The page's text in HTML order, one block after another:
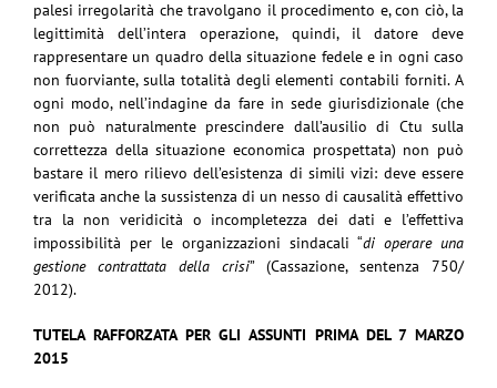
palesi irregolarità che travolgano il procedimento e, con ciò, la
legittimità dell’intera operazione, quindi, il datore deve
rappresentare un quadro della situazione fedele e in ogni caso
non fuorviante, sulla totalità degli elementi contabili forniti. A
ogni modo, nell’indagine da fare in sede giurisdizionale (che
non può naturalmente prescindere dall’ausilio di Ctu sulla
correttezza della situazione economica prospettata) non può
bastare il mero rilievo dell’esistenza di simili vizi: deve essere
verificata anche la sussistenza di un nesso di causalità effettivo
tra la non veridicità o incompletezza dei dati e l’effettiva
impossibilità per le organizzazioni sindacali “di operare una
gestione contrattata della crisi” (Cassazione, sentenza 750/
2012).
TUTELA RAFFORZATA PER GLI ASSUNTI PRIMA DEL 7 MARZO
2015